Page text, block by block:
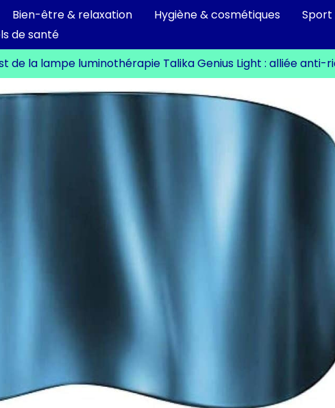
Bien-être & relaxation Hygiène & cosmétiques Sport
de santé
de la lampe luminothérapie Talika Genius Light : alliée